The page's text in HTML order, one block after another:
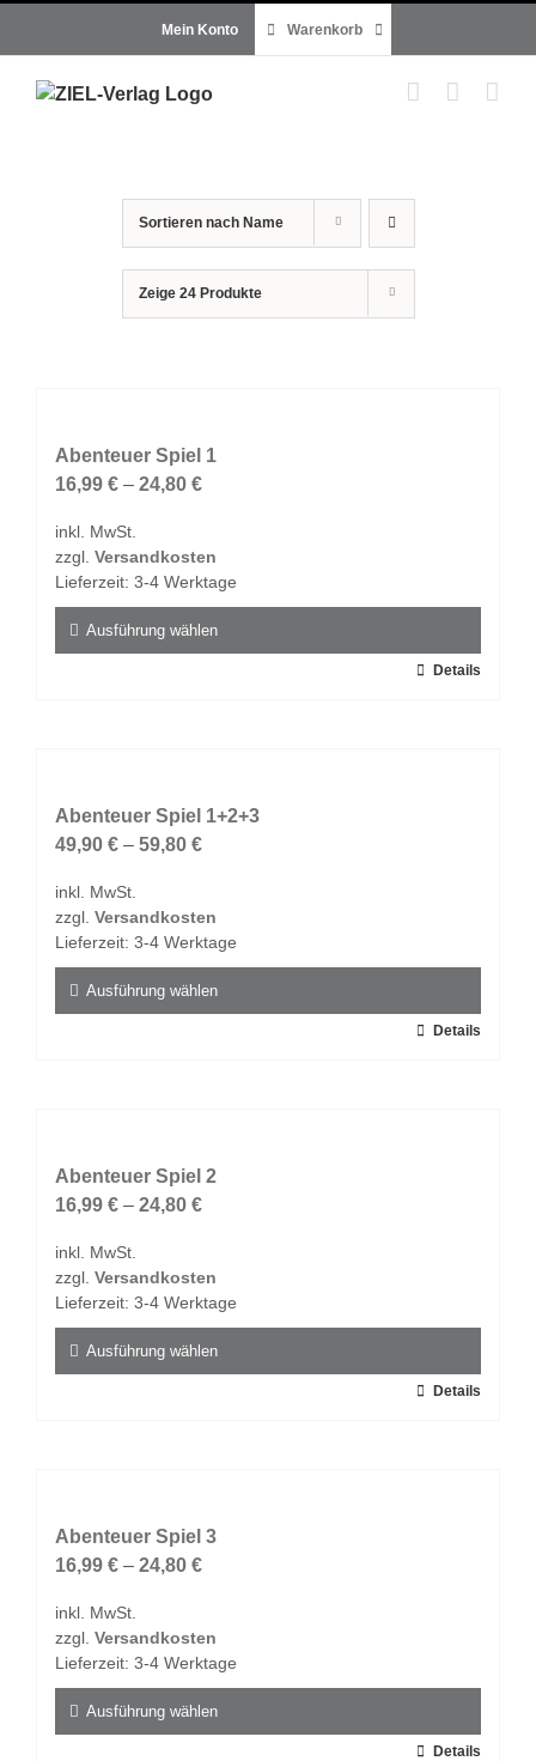
Mein Konto Warenkorb
Sortieren nach Name
Zeige 24 Produkte
Abenteuer Spiel 1
16,99 € – 24,80 €
inkl. MwSt.
zzgl. Versandkosten
Lieferzeit: 3-4 Werktage
Ausführung wählen
auf.
Die
können
auf
Produktseite
gewählt
Details
Abenteuer Spiel 1+2+3
49,90 € – 59,80 €
inkl. MwSt.
zzgl. Versandkosten
Lieferzeit: 3-4 Werktage
Ausführung wählen
auf.
Die
können
auf
Produktseite
gewählt
Details
Abenteuer Spiel 2
16,99 € – 24,80 €
inkl. MwSt.
zzgl. Versandkosten
Lieferzeit: 3-4 Werktage
Ausführung wählen
auf.
Die
können
auf
Produktseite
gewählt
Details
Abenteuer Spiel 3
16,99 € – 24,80 €
inkl. MwSt.
zzgl. Versandkosten
Lieferzeit: 3-4 Werktage
Ausführung wählen
Details